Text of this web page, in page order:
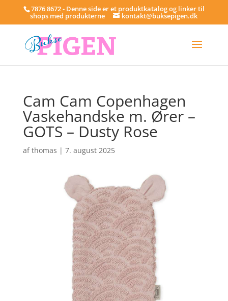
7876 8672 - Denne side er et produktkatalog og linker til
shops med produkterne kontakt@buksepigen.dk
Cam Cam Copenhagen
Vaskehandske m. Ører –
GOTS – Dusty Rose
afthomas | 7. august 2025